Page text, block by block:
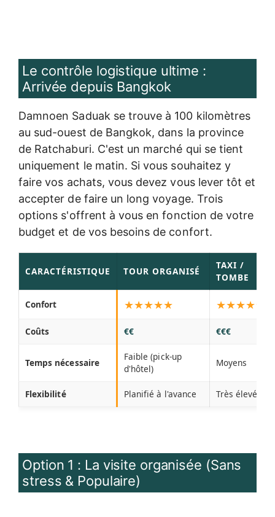
Le contrôle logistique ultime :
Arrivée depuis Bangkok
Damnoen Saduak se trouve à 100 kilomètres
au sud-ouest de Bangkok, dans la province
de Ratchaburi. C'est un marché qui se tient
uniquement le matin. Si vous souhaitez y
faire vos achats, vous devez vous lever tôt et
accepter de faire un long voyage. Trois
options s'offrent à vous en fonction de votre
budget et de vos besoins de confort.
CARACTÉRISTIQUE TOUR ORGANISÉ
TAXI /
TOMBE
Confort ★★★★★ ★★★★☆
Coûts €€ €€€
Temps nécessaire
Faible (pick-up
d'hôtel)
Moyens
Flexibilité Planifié à l'avance Très élevé
Option 1 : La visite organisée (Sans
stress & Populaire)